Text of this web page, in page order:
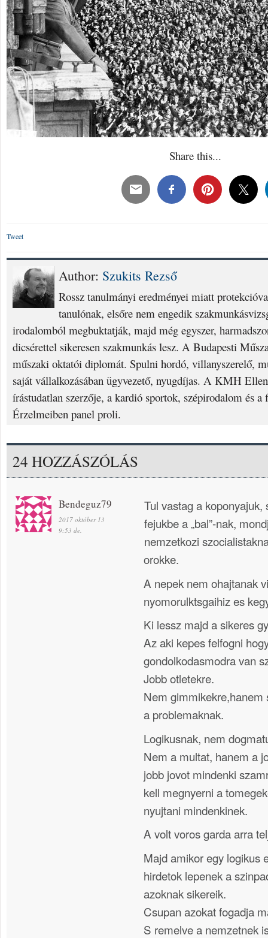
Share this...
Tweet
Author: Szukits Rezső
Rossz tanulmányi eredményei miatt
tanulónak, elsőre nem engedik
irodalomból megbuktatják, majd még egyszer,
dicsérettel sikeresen szakmunkás lesz. A Budapesti
műszaki oktatói diplomát. Spulni hordó, villanyszerelő,
saját vállalkozásában ügyvezető, nyugdíjas. A KMH
írástudatlan szerzője, a kardió sportok, szépirodalom és
Érzelmeiben panel proli.
24 HOZZÁSZÓLÁS
Bendeguz79
2017 október 13
9:53 de.
Tul vastag a
fejukbe a „bal”-nak,
nemzetkozi
orokke.
A nepek nem ohajtanak
nyomorulktsgaihiz es
Ki lessz majd a sikeres
Az aki kepes felfogni
gondolkodasmodra van
Jobb otletekre.
Nem gimmikekre,hanem
a problemaknak.
Logikusnak, nem
Nem a multat, hanem a
jobb jovot mindenki
kell megnyerni a
nyujtani mindenkinek.
A volt voros garda arra
Majd amikor egy logikus
hirdetok lepenek a
azoknak sikereik.
Csupan azokat fogadja
S remelve a nemzetnek